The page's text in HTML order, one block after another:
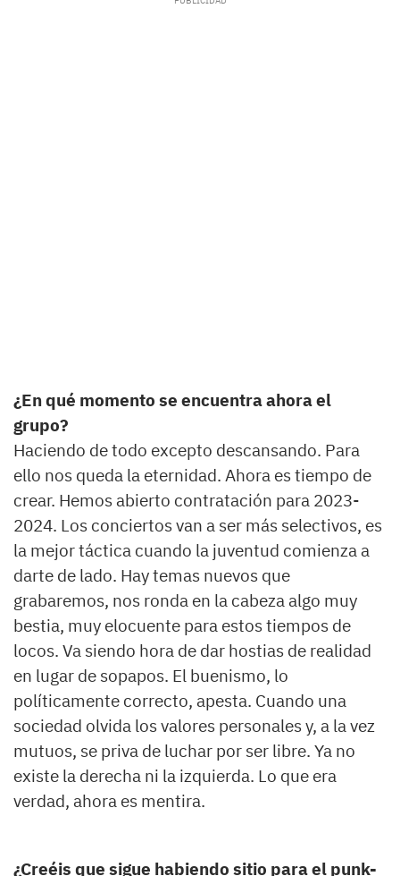
¿En qué momento se encuentra ahora el
grupo?
Haciendo de todo excepto descansando. Para
ello nos queda la eternidad. Ahora es tiempo de
crear. Hemos abierto contratación para 2023-
2024. Los conciertos van a ser más selectivos, es
la mejor táctica cuando la juventud comienza a
darte de lado. Hay temas nuevos que
grabaremos, nos ronda en la cabeza algo muy
bestia, muy elocuente para estos tiempos de
locos. Va siendo hora de dar hostias de realidad
en lugar de sopapos. El buenismo, lo
políticamente correcto, apesta. Cuando una
sociedad olvida los valores personales y, a la vez
mutuos, se priva de luchar por ser libre. Ya no
existe la derecha ni la izquierda. Lo que era
verdad, ahora es mentira.
¿Creéis que sigue habiendo sitio para el punk-